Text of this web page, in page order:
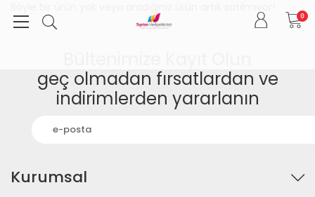
0
geç olmadan fırsatlardan ve
indirimlerden yararlanın
Kurumsal